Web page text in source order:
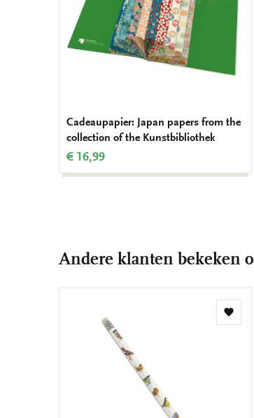
Cadeaupapier: Japan papers from the
collection of the Kunstbibliothek
€ 16,99
Andere klanten bekeken